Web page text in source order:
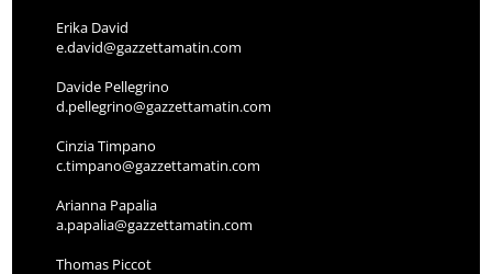
Erika David
e.david@gazzettamatin.com
Davide Pellegrino
d.pellegrino@gazzettamatin.com
Cinzia Timpano
c.timpano@gazzettamatin.com
Arianna Papalia
a.papalia@gazzettamatin.com
Thomas Piccot